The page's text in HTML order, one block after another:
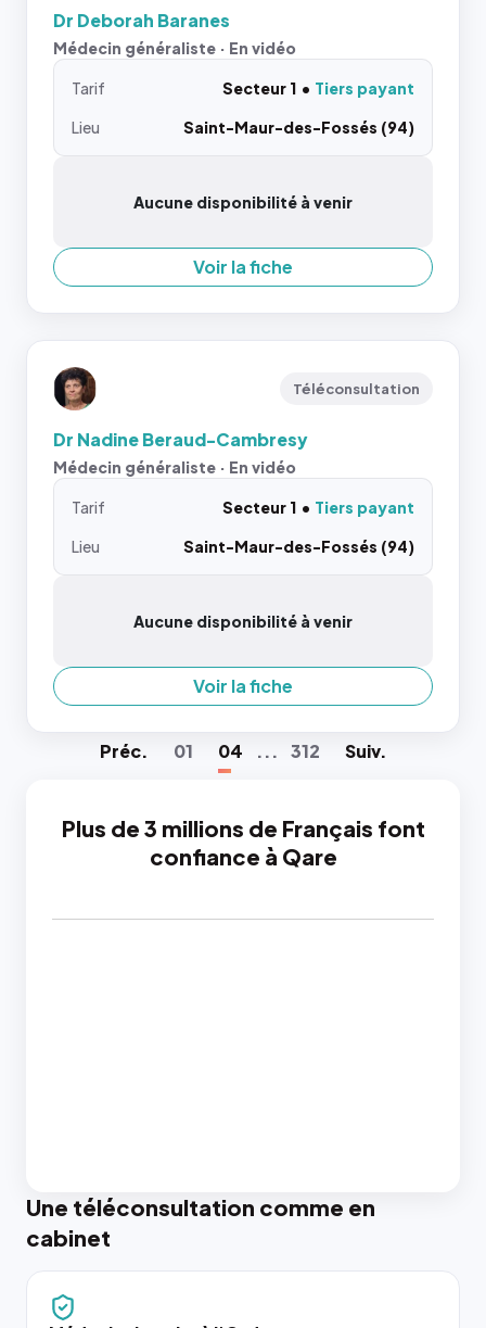
Dr Deborah Baranes
Médecin généraliste · En vidéo
Tarif Secteur 1
Tiers payant
Lieu
Saint-Maur-des-Fossés (94)
Aucune disponibilité à venir
Voir la fiche
Téléconsultation
Dr Nadine Beraud-Cambresy
Médecin généraliste · En vidéo
Tarif Secteur 1
Tiers payant
Lieu
Saint-Maur-des-Fossés (94)
Aucune disponibilité à venir
Voir la fiche
Préc. 01 04 ... 312 Suiv.
Plus de 3 millions de Français font
confiance à Qare
Une téléconsultation comme en
cabinet